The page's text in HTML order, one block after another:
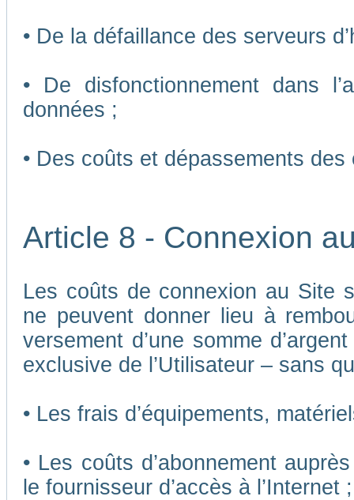
• De la défaillance des serveurs
• De disfonctionnement dans
données ;
• Des coûts et dépassements
Article 8 - Connexion
Les coûts de connexion au Site
ne peuvent donner lieu à
versement d’une somme
exclusive de l’Utilisateur – sans
• Les frais d’équipements,
• Les coûts d’abonnement
le fournisseur d’accès à l’Internet ;